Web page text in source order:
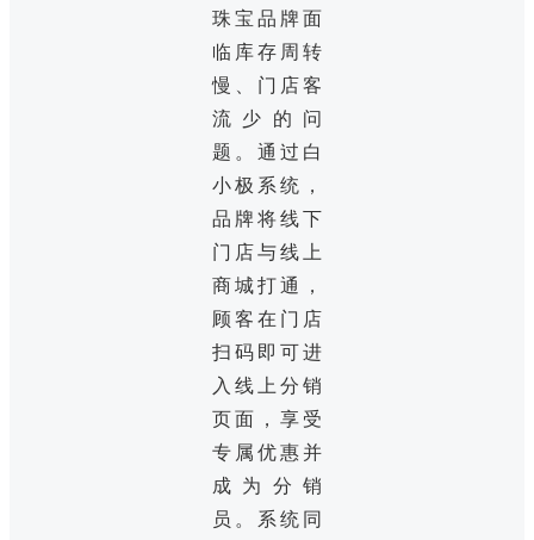
珠宝品牌面
临库存周转
慢、门店客
流少的问
题。通过白
小极系统，
品牌将线下
门店与线上
商城打通，
顾客在门店
扫码即可进
入线上分销
页面，享受
专属优惠并
成为分销
员。系统同